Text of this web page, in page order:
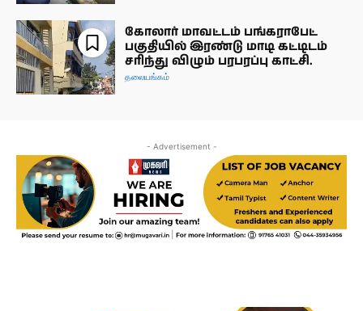
கோலார் மாவட்டம் பங்கராபேட்
பகுதியில் இரண்டு மாடி கட்டிடம்
சரிந்து விழும் பரபரப்பு காட்சி.
தலையங்கம்
- Advertisement -